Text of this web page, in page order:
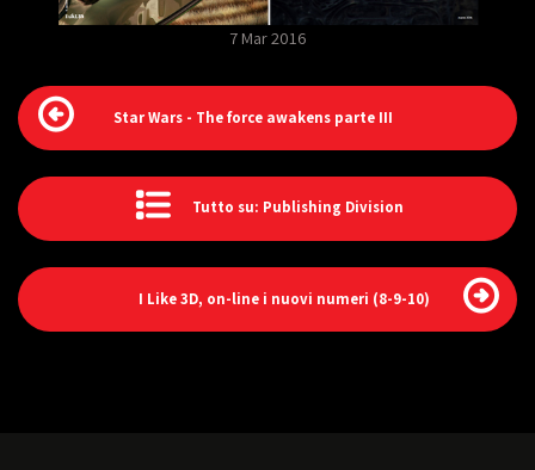
7 Mar 2016
Star Wars - The force awakens parte III
Tutto su: Publishing Division
I Like 3D, on-line i nuovi numeri (8-9-10)